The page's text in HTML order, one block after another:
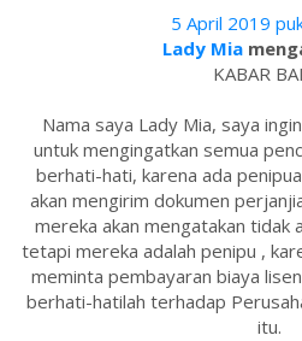
5 April 2019
Lady Mia
KABAR
Nama saya Lady Mia, saya
untuk mengingatkan semua
berhati-hati, karena ada
akan mengirim dokumen
mereka akan mengatakan tidak
tetapi mereka adalah penipu ,
meminta pembayaran biaya
berhati-hatilah terhadap
itu.